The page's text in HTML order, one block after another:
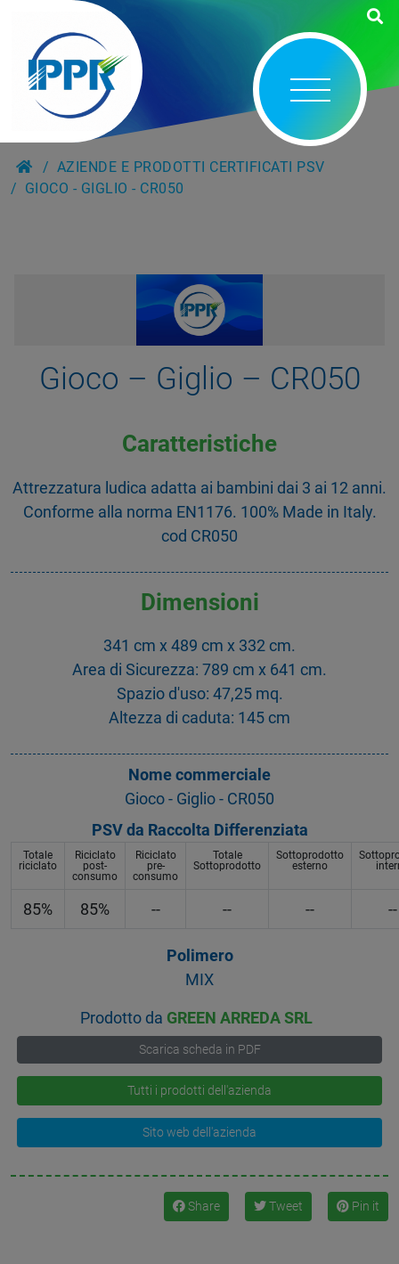
AZIENDE E PRODOTTI CERTIFICATI PSV
GIOCO - GIGLIO - CR050
Gioco – Giglio – CR050
Caratteristiche
Attrezzatura ludica adatta ai bambini dai 3 ai 12 anni.
Conforme alla norma EN1176. 100% Made in Italy.
cod CR050
Dimensioni
341 cm x 489 cm x 332 cm.
Area di Sicurezza: 789 cm x 641 cm.
Spazio d'uso: 47,25 mq.
Altezza di caduta: 145 cm
Nome commerciale
Gioco - Giglio - CR050
PSV da Raccolta Differenziata
Totale
riciclato
Riciclato
post-
consumo
Riciclato
pre-
consumo
Totale
Sottoprodotto
Sottoprodotto
esterno
85% 85% -- -- -- --
Polimero
MIX
Prodotto da GREEN ARREDA SRL
Scarica scheda in PDF
Tutti i prodotti dell'azienda
Sito web dell'azienda
Share Tweet Pin it